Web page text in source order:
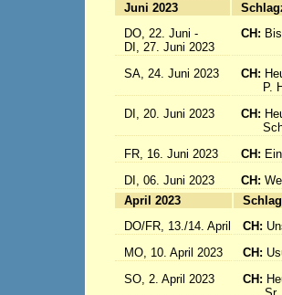
Juni 2023
DO, 22. Juni -
DI, 27. Juni 2023
CH:
SA, 24. Juni 2023 CH:
P.
DI, 20. Juni 2023
CH:
FR, 16. Juni 2023
CH:
DI, 06. Juni 2023
CH:
April 2023
DO/FR, 13./14. April
CH:
MO, 10. April 2023
CH:
SO, 2. April 2023
CH: